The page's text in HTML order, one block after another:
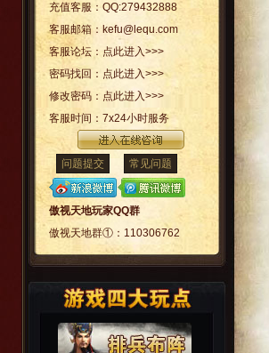
充值客服： QQ:279432888
客服邮箱： kefu@lequ.com
客服论坛： 点此进入>>>
密码找回： 点此进入>>>
修改密码： 点此进入>>>
客服时间： 7x24小时服务
问题提交 常见问题
傲视天地玩家QQ群
傲视天地群①： 110306762